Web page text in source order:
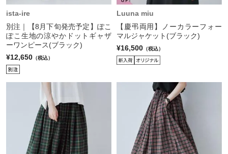
ista-ire
別注｜【8月下旬発売予定】ぽこ
ぽこ生地の涼やかドットギャザ
ーワンピース(ブラック)
¥12,650 （税込）
Luuna miu
【慶弔両用】ノーカラーフォー
マルジャケット(ブラック)
¥16,500 （税込）